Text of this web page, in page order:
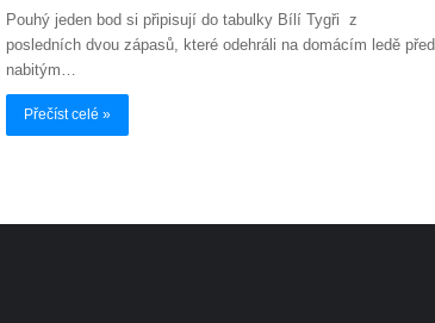
Pouhý jeden bod si připisují do tabulky Bílí Tygři z
posledních dvou zápasů, které odehráli na domácím ledě před
nabitým…
Přečíst celé »